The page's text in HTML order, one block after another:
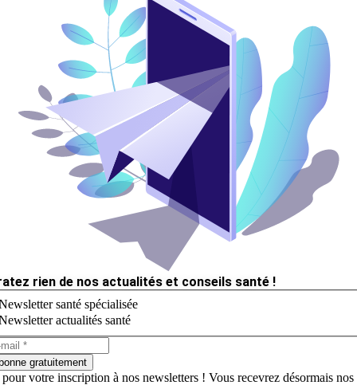
rien de nos actualités et conseils santé !
santé spécialisée
actualités santé
gratuitement
votre inscription à nos newsletters ! Vous recevrez désormais nos